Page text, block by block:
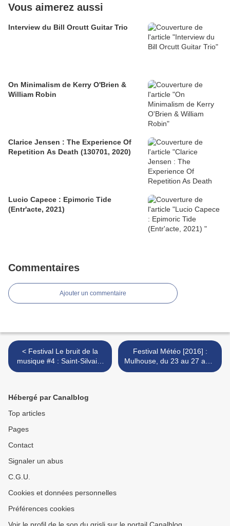
Vous aimerez aussi
Interview du Bill Orcutt Guitar Trio
On Minimalism de Kerry O'Brien &
William Robin
Clarice Jensen : The Experience Of
Repetition As Death (130701, 2020)
Lucio Capece : Epimoric Tide
(Entr'acte, 2021)
Commentaires
Ajouter un commentaire
< Festival Le bruit de la
musique #4 : Saint-Silvain-
sous-Toulx, 18-20 août
Festival Météo [2016] :
Mulhouse, du 23 au 27 août
2016 >
Hébergé par Canalblog
Top articles
Pages
Contact
Signaler un abus
C.G.U.
Cookies et données personnelles
Préférences cookies